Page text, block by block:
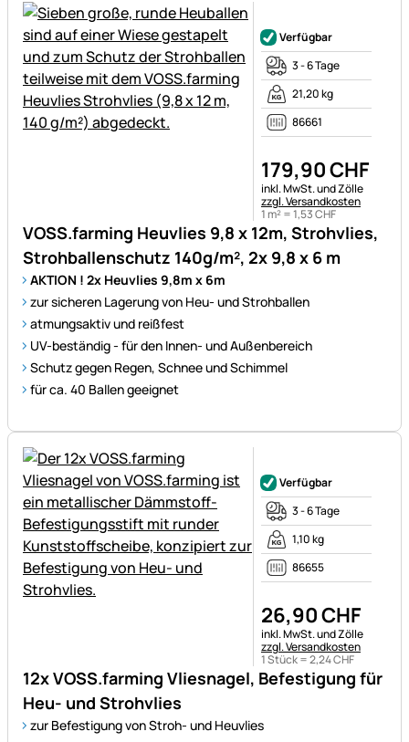
VOSS.farming Heuvlies 9,8 x 12m, Strohvlies,
Strohballenschutz 140g/m², 2x 9,8 x 6 m
AKTION ! 2x Heuvlies 9,8m x 6m
zur sicheren Lagerung von Heu- und Strohballen
atmungsaktiv und reißfest
UV-beständig - für den Innen- und Außenbereich
Schutz gegen Regen, Schnee und Schimmel
für ca. 40 Ballen geeignet
Verfügbar
3 - 6 Tage
21,20 kg
86661
179,90CHF
Steuerhinweis:
inkl. MwSt. und Zölle
zzgl. Versandkosten
1 m² =1,53CHF
12x VOSS.farming Vliesnagel, Befestigung für
Heu- und Strohvlies
zur Befestigung von Stroh- und Heuvlies
Verfügbar
3 - 6 Tage
1,10 kg
86655
26,90CHF
Steuerhinweis:
inkl. MwSt. und Zölle
zzgl. Versandkosten
1 Stück =2,24CHF